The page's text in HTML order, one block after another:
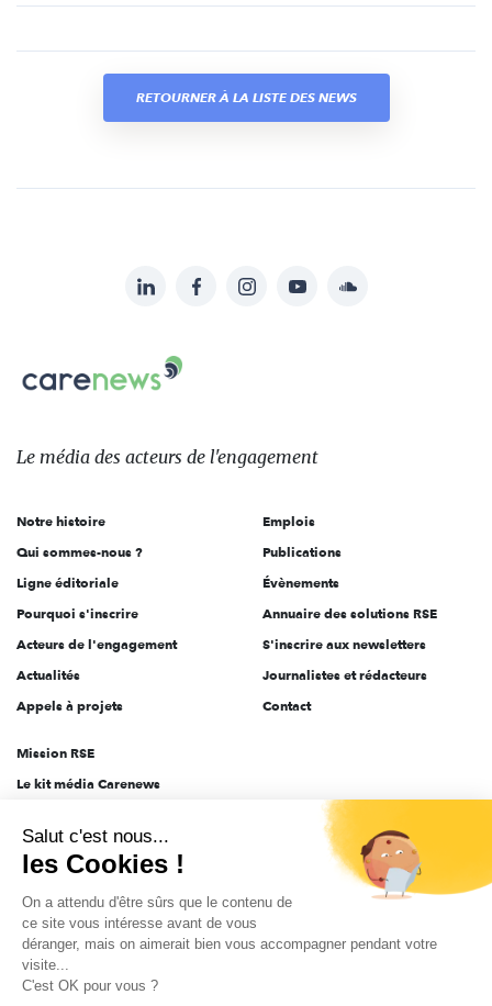
RETOURNER À LA LISTE DES NEWS
sur:
LinkedInFacebookInstagramYouTubeSoundcloud
Le
des
l'engagement
Le média des acteurs de l'engagement
Notre histoire
Qui sommes-nous ?
Ligne éditoriale
Pourquoi s'inscrire
Acteurs de l'engagement
Actualités
Appels à projets
Emplois
Publications
Évènements
Annuaire des solutions RSE
S'inscrire aux newsletters
Journalistes et rédacteurs
Contact
Mission RSE
Le kit média Carenews
AEF info
Novethic
PRODURABLE
Inclusiv Day
Salut c'est nous...
les Cookies !
On a attendu d'être sûrs que le contenu de
ce site vous intéresse avant de vous
déranger, mais on aimerait bien vous accompagner pendant votre
visite...
C'est OK pour vous ?